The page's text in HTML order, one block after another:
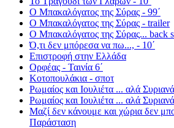
Ο Μπακαλόγατος της Σύρας - 99΄
Ο Μπακαλόγατος της Σύρας - trailer
Ο Μπακαλόγατος της Σύρας... back
Ό,τι δεν μπόρεσα να πω..., - 10΄
Επιστροφή στην Ελλάδα
Ορφέας - Ταινία 6΄
Κοτοπουλάκια - σποτ
Ρωμαίος και Ιουλιέτα ... αλά
Ρωμαίος και Ιουλιέτα ... αλά
Μαζί δεν κάνουμε και χώρια δεν
Παράσταση